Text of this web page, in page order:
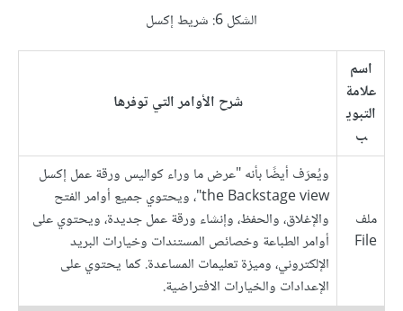
الشكل 6: شريط إكسل
اسم
علامة
التبوي
ب
شرح الأوامر التي توفرها
ملف
File
ويُعرَف أيضًا بأنه "عرض ما وراء كواليس ورقة عمل إكسل
the Backstage view"، ويحتوي جميع أوامر الفتح
والإغلاق، والحفظ، وإنشاء ورقة عمل جديدة، ويحتوي على
أوامر الطباعة وخصائص المستندات وخيارات البريد
الإلكتروني، وميزة تعليمات المساعدة. كما يحتوي على
الإعدادات والخيارات الافتراضية.